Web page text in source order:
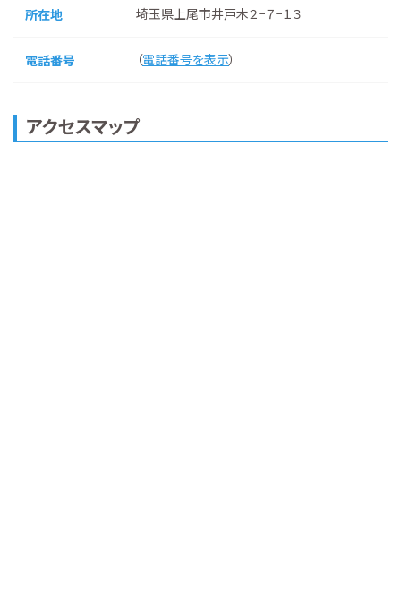
所在地 埼玉県上尾市井戸木２−７−１３
電話番号 （電話番号を表示）
アクセスマップ